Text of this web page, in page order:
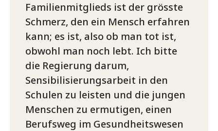
Familienmitglieds ist der grösste
Schmerz, den ein Mensch erfahren
kann; es ist, also ob man tot ist,
obwohl man noch lebt. Ich bitte
die Regierung darum,
Sensibilisierungsarbeit in den
Schulen zu leisten und die jungen
Menschen zu ermutigen, einen
Berufsweg im Gesundheitswesen